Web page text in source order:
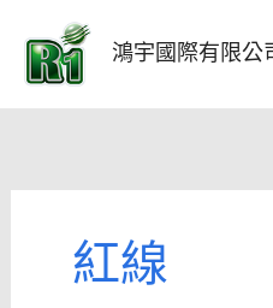
要
鴻宇國際有限公
紅線